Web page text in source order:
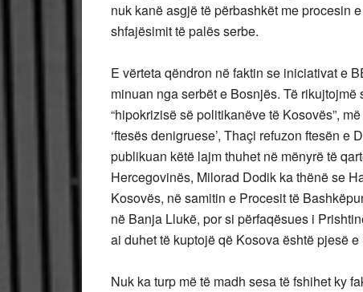
nuk kanë asgjë të përbashkët me procesin
shfajësimit të palës serbe.
E vërteta qëndron në faktin se iniciativat e
minuan nga serbët e Bosnjës. Të
“hipokrizisë së politikanëve të Kosovës”,
‘ftesës denigruese’, Thaçi refuzon ftesën
publikuan këtë lajm thuhet në mënyrë të
Hercegovinës, Milorad Dodik ka thënë se
Kosovës, në samitin e Procesit të
në Banja Llukë, por si përfaqësues i
ai duhet të kuptojë që Kosova është pjesë e
Nuk ka turp më të madh sesa të fshihet ky